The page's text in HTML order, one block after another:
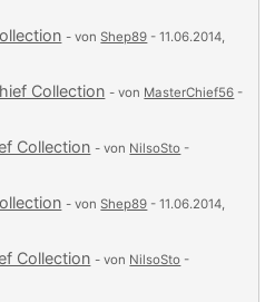
- vonShep89 - 11.06.2014,
Collection - von MasterChief56 -
Collection - von NilsoSto -
- vonShep89 - 11.06.2014,
Collection - von NilsoSto -